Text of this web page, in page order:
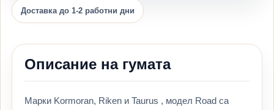
Доставка до 1-2 работни дни
Описание на гумата
Марки Kormoran, Riken и Taurus , модел Road са